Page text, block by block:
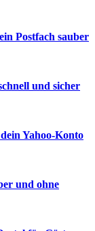
Postfach sauber
und sicher
Yahoo-Konto
und ohne